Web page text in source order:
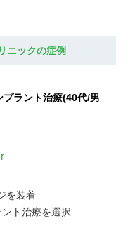
ニックの症例
ラント治療(40代/男
を装着
ト治療を選択